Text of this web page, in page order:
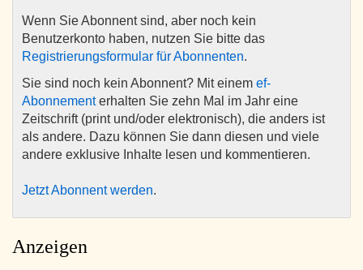
Wenn Sie Abonnent sind, aber noch kein
Benutzerkonto haben, nutzen Sie bitte das
Registrierungsformular für Abonnenten.
Sie sind noch kein Abonnent? Mit einem ef-
Abonnementerhalten Sie zehn Mal im Jahr eine
Zeitschrift (print und/oder elektronisch), die anders ist
als andere. Dazu können Sie dann diesen und viele
andere exklusive Inhalte lesen und kommentieren.
Jetzt Abonnent werden.
Anzeigen